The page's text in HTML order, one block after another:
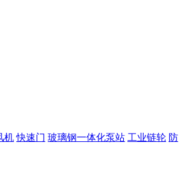
机 快速门 玻璃钢一体化泵站 工业链轮 防